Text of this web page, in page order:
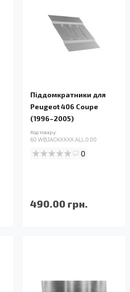
Піддомкратники для
Peugeot 406 Coupe
(1996–2005)
Код товару:
60.WBJACKXXXX.ALL.0.00
0
490.00 грн.